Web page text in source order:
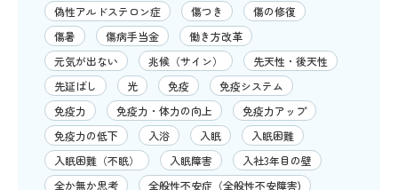
偽性アルドステロン症
傷つき
傷の修復
傷暑
傷病手当金
働き方改革
元気が出ない
兆候（サイン）
先天性・後天性
先延ばし
光 免疫
免疫システム
免疫力
免疫力・体力の向上
免疫力アップ
免疫力の低下
入浴 入眠
入眠困難
入眠困難（不眠）
入眠障害
入社3年目の壁
全か無か思考
全般性不安症（全般性不安障害)